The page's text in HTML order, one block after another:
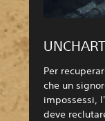
Per
che un
impossessi,
deve